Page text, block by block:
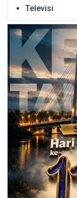
Televisi